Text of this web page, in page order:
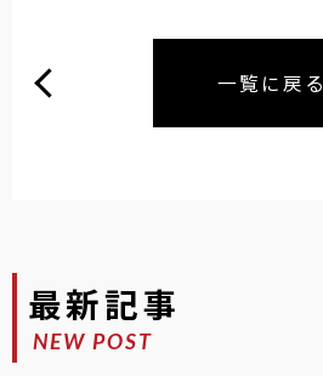
一覧に戻る
最新記事
NEW POST